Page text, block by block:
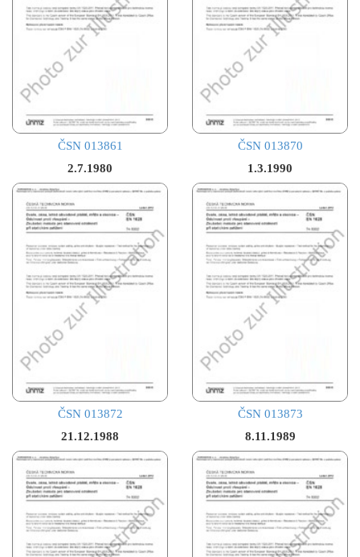
ČSN 013861
2.7.1980
ČSN 013870
1.3.1990
ČSN 013872
21.12.1988
ČSN 013873
8.11.1989